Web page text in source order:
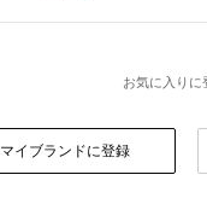
お気に入りに
マイブランドに登録